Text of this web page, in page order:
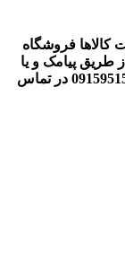
کالاها فروشگاه
طریق پیامک و یا
پیامرسان های داخلی و خارجی با شماره 09159515848 در تماس